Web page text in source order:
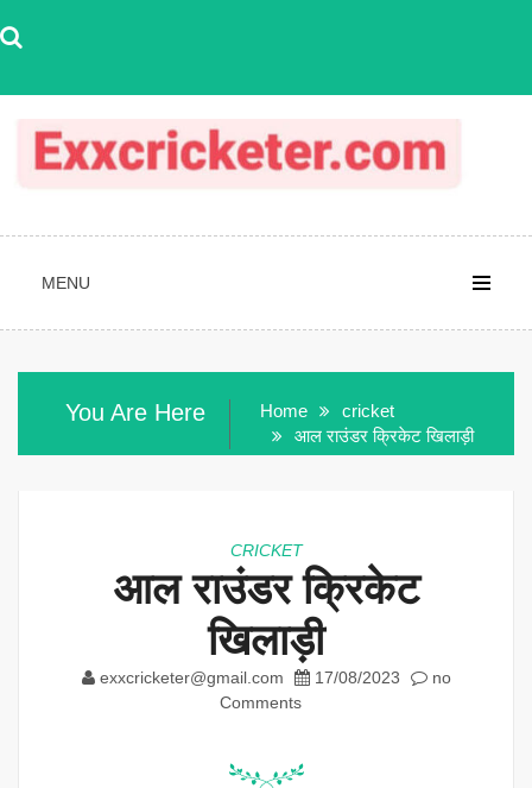
to
MENU
You Are Here Home
cricket
आल राउंडर क्रिकेट खिलाड़ी
CRICKET
आल राउंडर क्रिकेट
खिलाड़ी
exxcricketer@gmail.com 17/08/2023
no
Comments